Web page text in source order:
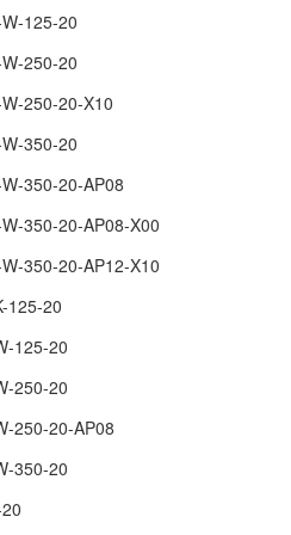
125-20
250-20
250-20-X10
350-20
350-20-AP08
350-20-AP08-X00
350-20-AP12-X10
125-20
125-20
250-20
250-20-AP08
350-20